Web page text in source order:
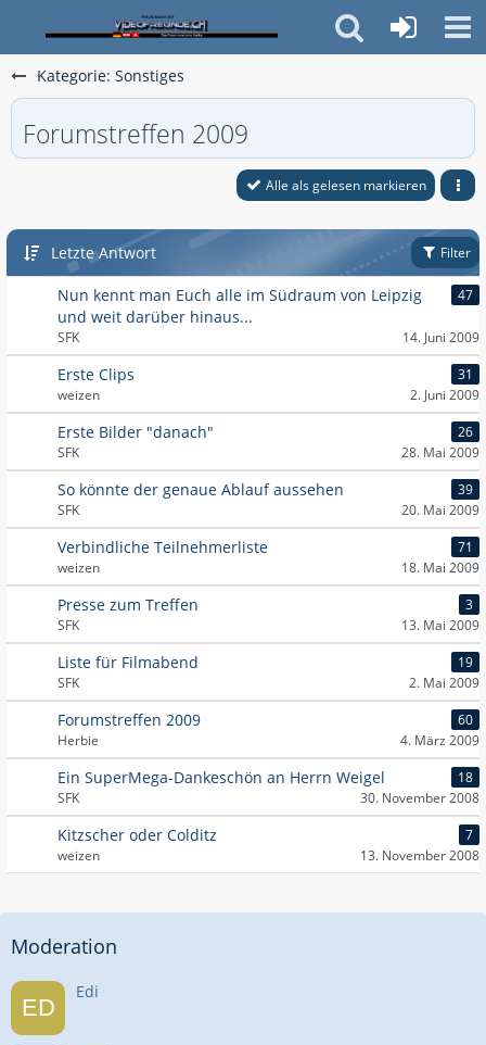
Kategorie: Sonstiges
Forumstreffen 2009
Alle als gelesen markieren
Letzte Antwort Filter
Nun kennt man Euch alle im Südraum von Leipzig
und weit darüber hinaus...
47
SFK 14. Juni 2009
Erste Clips
31
weizen
2. Juni 2009
Erste Bilder "danach"
26
SFK
28. Mai 2009
So könnte der genaue Ablauf aussehen
39
SFK
20. Mai 2009
Verbindliche Teilnehmerliste
71
weizen
18. Mai 2009
Presse zum Treffen
3
SFK
13. Mai 2009
Liste für Filmabend
19
SFK
2. Mai 2009
Forumstreffen 2009
60
Herbie
4. März 2009
Ein SuperMega-Dankeschön an Herrn Weigel
18
SFK
30. November 2008
Kitzscher oder Colditz
7
weizen
13. November 2008
Moderation
Edi